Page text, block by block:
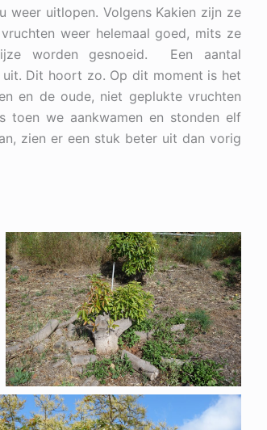
uitlopen. Volgens Kakien zijn ze
weer helemaal goed, mits ze
worden gesnoeid. Een aantal
Dit hoort zo. Op dit moment is het
en de oude, niet geplukte vruchten
toen we aankwamen en stonden elf
zien er een stuk beter uit dan vorig